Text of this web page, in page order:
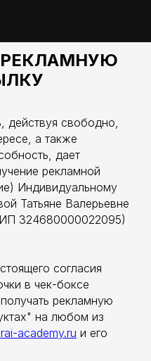
РЕКЛАМНУЮ
действуя свободно,
а также
дает
рекламной
Индивидуальному
Татьяне Валерьевне
324680000022095)
согласия
в чек-боксе
рекламную
на любом из
academy.ru и его